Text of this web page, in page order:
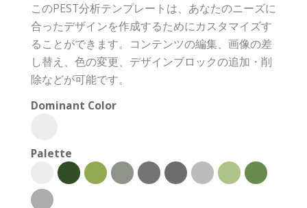
このPEST分析テンプレートは、あなたのニーズに
合ったデザインを作成するためにカスタマイズす
ることができます。コンテンツの編集、画像の差
し替え、色の変更、デザインブロックの追加・削
除などが可能です。
Dominant Color
Palette